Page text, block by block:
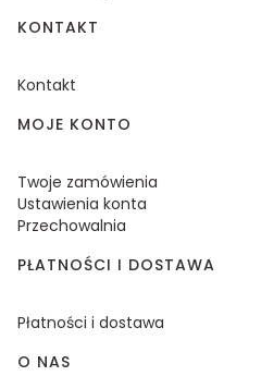
KONTAKT
Kontakt
MOJE KONTO
Twoje zamówienia
Ustawienia konta
Przechowalnia
PŁATNOŚCI I DOSTAWA
Płatności i dostawa
O NAS